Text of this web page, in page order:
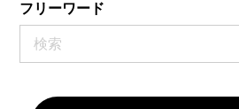
フリーワード